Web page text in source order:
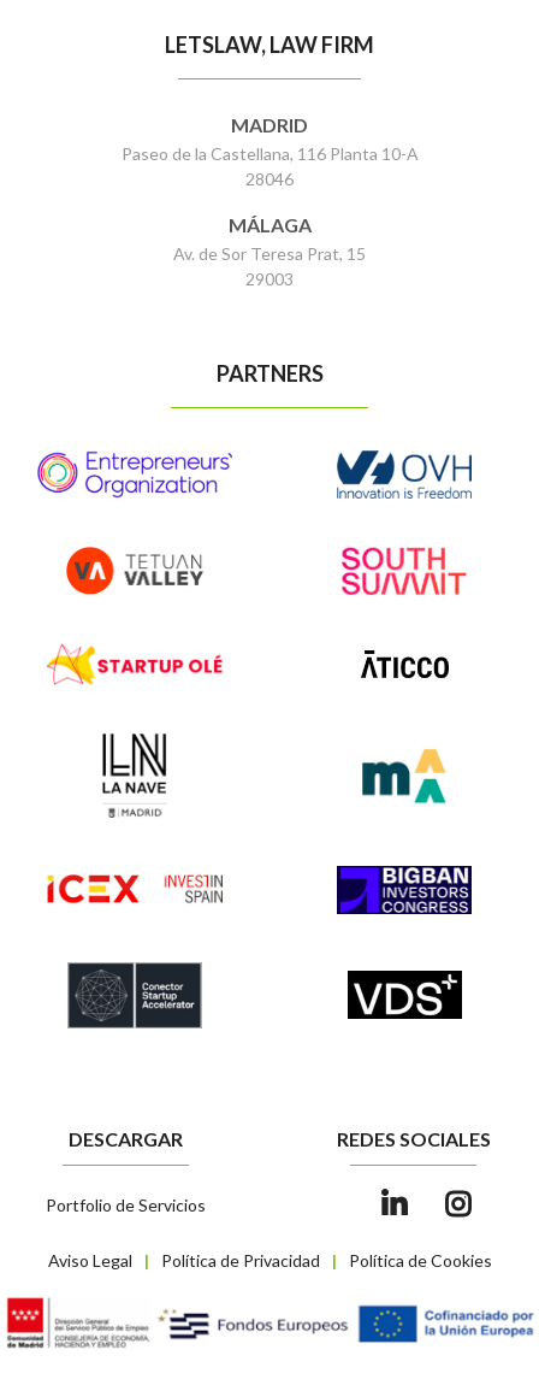
LETSLAW, LAW FIRM
MADRID
Paseo de la Castellana, 116 Planta 10-A
28046
MÁLAGA
Av. de Sor Teresa Prat, 15
29003
PARTNERS
Aviso Legal | Política de Privacidad | Política de Cookies
DESCARGAR
Portfolio de Servicios
REDES SOCIALES